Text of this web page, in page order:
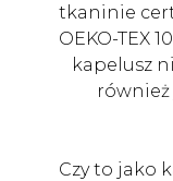
tkaninie
OEKO-TEX
kapelusz
również
Czy to jako